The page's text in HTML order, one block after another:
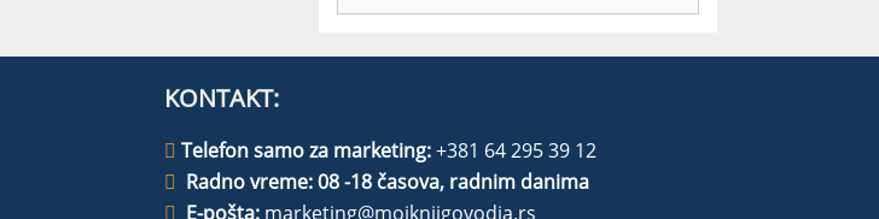
KONTAKT:
Telefon samo za marketing:+381 64 295 39 12
Radno vreme: 08 -18 časova, radnim danima
E-pošta: marketing@mojknjigovodja.rs